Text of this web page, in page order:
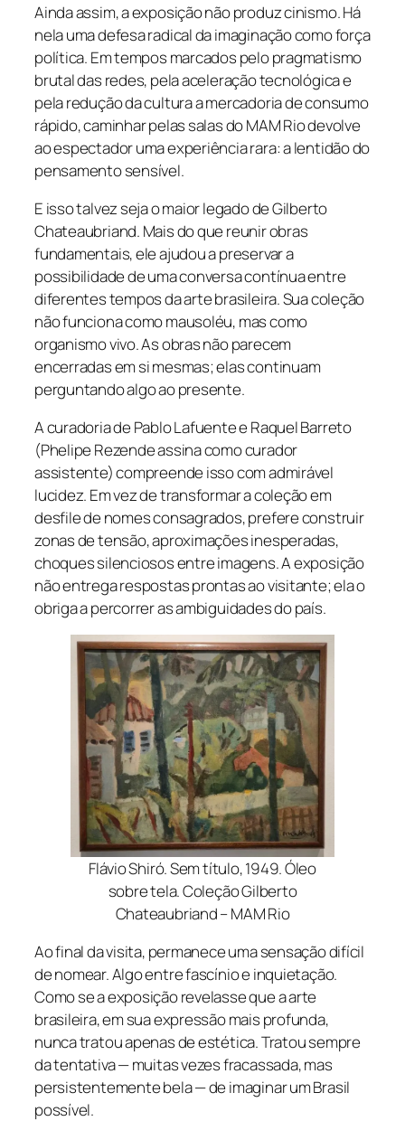
Ainda assim, a exposição não produz cinismo. Há
nela uma defesa radical da imaginação como força
política. Em tempos marcados pelo pragmatismo
brutal das redes, pela aceleração tecnológica e
pela redução da cultura a mercadoria de consumo
rápido, caminhar pelas salas do MAM Rio devolve
ao espectador uma experiência rara: a lentidão do
pensamento sensível.
E isso talvez seja o maior legado de Gilberto
Chateaubriand. Mais do que reunir obras
fundamentais, ele ajudou a preservar a
possibilidade de uma conversa contínua entre
diferentes tempos da arte brasileira. Sua coleção
não funciona como mausoléu, mas como
organismo vivo. As obras não parecem
encerradas em si mesmas; elas continuam
perguntando algo ao presente.
A curadoria de Pablo Lafuente e Raquel Barreto
(Phelipe Rezende assina como curador
assistente) compreende isso com admirável
lucidez. Em vez de transformar a coleção em
desfile de nomes consagrados, prefere construir
zonas de tensão, aproximações inesperadas,
choques silenciosos entre imagens. A exposição
não entrega respostas prontas ao visitante; ela o
obriga a percorrer as ambiguidades do país.
Flávio Shiró. Sem título, 1949. Óleo
sobre tela. Coleção Gilberto
Chateaubriand – MAM Rio
Ao final da visita, permanece uma sensação difícil
de nomear. Algo entre fascínio e inquietação.
Como se a exposição revelasse que a arte
brasileira, em sua expressão mais profunda,
nunca tratou apenas de estética. Tratou sempre
da tentativa — muitas vezes fracassada, mas
persistentemente bela — de imaginar um Brasil
possível.